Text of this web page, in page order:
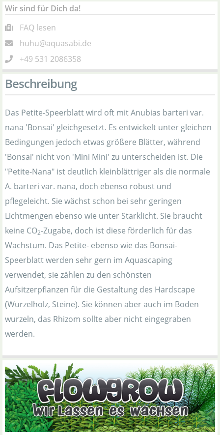
Wir sind für Dich da!
FAQ lesen
huhu@aquasabi.de
+49 531 2086358
Beschreibung
Das Petite-Speerblatt wird oft mit Anubias barteri var.
nana 'Bonsai' gleichgesetzt. Es entwickelt unter gleichen
Bedingungen jedoch etwas größere Blätter, während
'Bonsai' nicht von 'Mini Mini' zu unterscheiden ist. Die
"Petite-Nana" ist deutlich kleinblättriger als die normale
A. barteri var. nana, doch ebenso robust und
pflegeleicht. Sie wächst schon bei sehr geringen
Lichtmengen ebenso wie unter Starklicht. Sie braucht
keine CO2-Zugabe, doch ist diese förderlich für das
Wachstum. Das Petite- ebenso wie das Bonsai-
Speerblatt werden sehr gern im Aquascaping
verwendet, sie zählen zu den schönsten
Aufsitzerpflanzen für die Gestaltung des Hardscape
(Wurzelholz, Steine). Sie können aber auch im Boden
wurzeln, das Rhizom sollte aber nicht eingegraben
werden.